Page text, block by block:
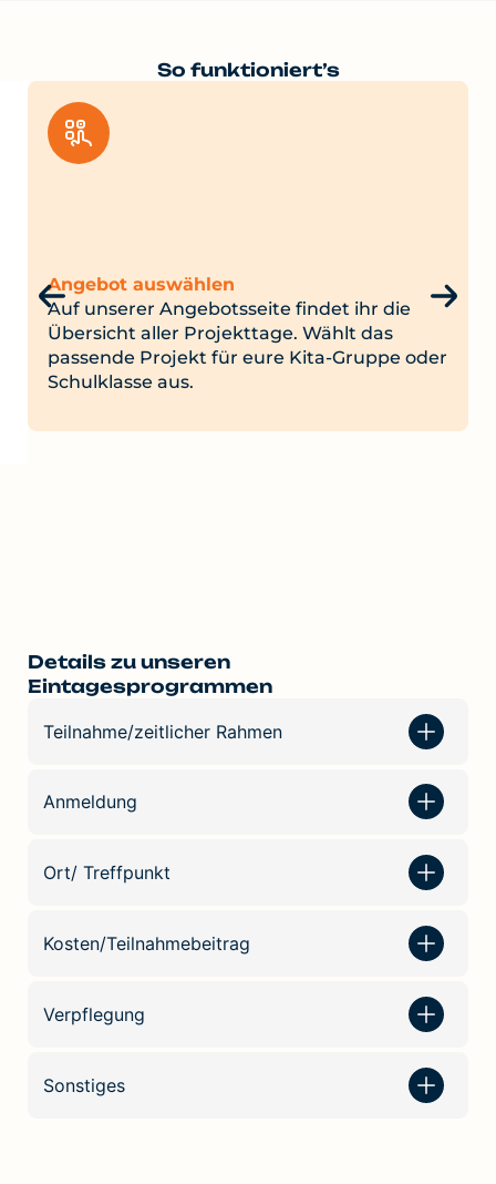
So funktioniert’s
Angebot auswählen
Auf unserer Angebotsseite findet ihr die
Übersicht aller Projekttage. Wählt das
passende Projekt für eure Kita-Gruppe oder
Schulklasse aus.
Details zu unseren
Eintagesprogrammen
Teilnahme/zeitlicher Rahmen
Anmeldung
Ort/ Treffpunkt
Kosten/Teilnahmebeitrag
Verpflegung
Sonstiges